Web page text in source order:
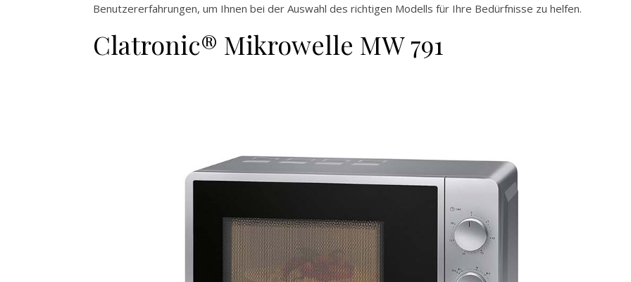
Benutzererfahrungen, um Ihnen bei der Auswahl des richtigen Modells für Ihre Bedürfnisse zu helfen.
Clatronic® Mikrowelle MW 791